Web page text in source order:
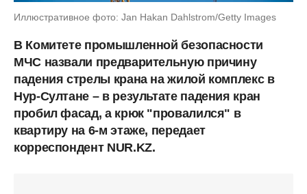
Иллюстративное фото: Jan Hakan Dahlstrom/Getty Images
В Комитете промышленной безопасности
МЧС назвали предварительную причину
падения стрелы крана на жилой комплекс в
Нур-Султане – в результате падения кран
пробил фасад, а крюк "провалился" в
квартиру на 6-м этаже, передает
корреспондент NUR.KZ.